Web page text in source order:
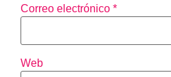
Correo electrónico *
Web